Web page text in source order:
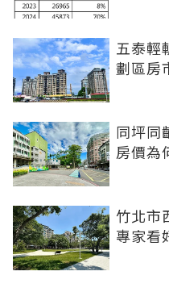
五泰輕
劃區房
同坪
房價為
竹北市
專家看